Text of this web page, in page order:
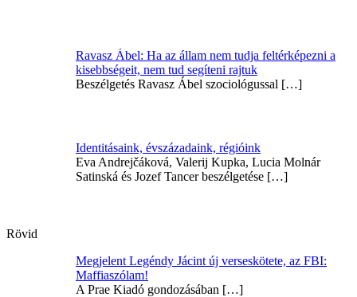
Ravasz Ábel: Ha az állam nem tudja feltérképezni a
kisebbségeit, nem tud segíteni rajtuk
Beszélgetés Ravasz Ábel szociológussal […]
Identitásaink, évszázadaink, régióink
Eva Andrejčáková, Valerij Kupka, Lucia Molnár
Satinská és Jozef Tancer beszélgetése […]
Rövid
Megjelent Legéndy Jácint új verseskötete, az FBI:
Maffiaszólam!
A Prae Kiadó gondozásában […]